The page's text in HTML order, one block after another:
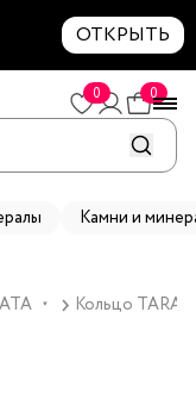
ОТКРЫТЬ
0 0
Камни и
▼ Кольцо